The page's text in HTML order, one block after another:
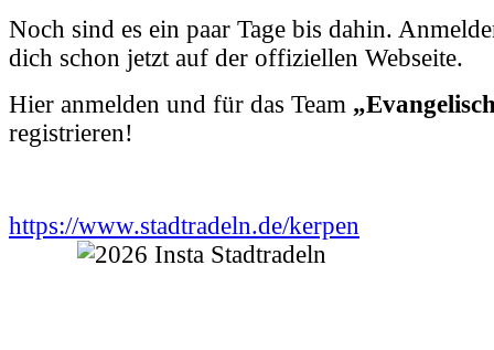
Noch sind es ein paar Tage bis dahin.
dich schon jetzt auf der offiziellen Webseite.
Hier anmelden und für das Team
registrieren!
https://www.stadtradeln.de/kerpen